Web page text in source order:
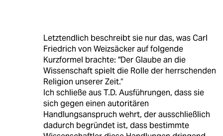
Letztendlich beschreibt sie nur das, was Carl
Friedrich von Weizsäcker auf folgende
Kurzformel brachte: "Der Glaube an die
Wissenschaft spielt die Rolle der herrschenden
Religion unserer Zeit.“
Ich schließe aus T.D. Ausführungen, dass sie
sich gegen einen autoritären
Handlungsanspruch wehrt, der ausschließlich
dadurch begründet ist, dass bestimmte